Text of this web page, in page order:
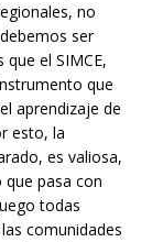
no
ser
el SIMCE,
que
aprendizaje de
esto, la
es valiosa,
pasa con
todas
comunidades